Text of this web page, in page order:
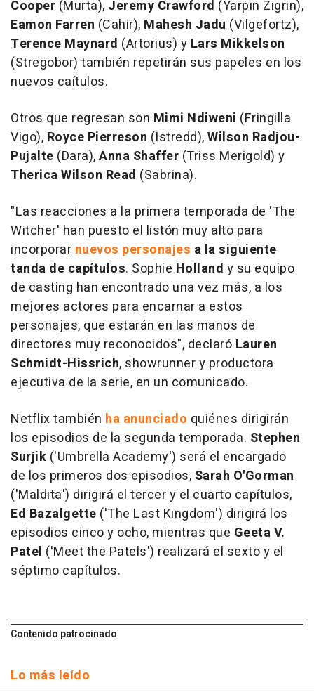
Cooper (Murta), Jeremy Crawford (Yarpin Zigrin),
Eamon Farren (Cahir), Mahesh Jadu (Vilgefortz),
Terence Maynard (Artorius) y Lars Mikkelson
(Stregobor) también repetirán sus papeles en los
nuevos caítulos.
Otros que regresan son Mimi Ndiweni (Fringilla
Vigo), Royce Pierreson (Istredd),Wilson Radjou-
Pujalte (Dara),Anna Shaffer (Triss Merigold) y
Therica Wilson Read (Sabrina).
"Las reacciones a la primera temporada de 'The
Witcher' han puesto el listón muy alto para
incorporar nuevos personajes a la siguiente
tanda de capítulos. Sophie Holland y su equipo
de casting han encontrado una vez más, a los
mejores actores para encarnar a estos
personajes, que estarán en las manos de
directores muy reconocidos", declaró Lauren
Schmidt-Hissrich, showrunner y productora
ejecutiva de la serie, en un comunicado.
Netflix también ha anunciado quiénes dirigirán
los episodios de la segunda temporada. Stephen
Surjik ('Umbrella Academy') será el encargado
de los primeros dos episodios, Sarah O'Gorman
('Maldita') dirigirá el tercer y el cuarto capítulos,
Ed Bazalgette ('The Last Kingdom') dirigirá los
episodios cinco y ocho, mientras que Geeta V.
Patel ('Meet the Patels') realizará el sexto y el
séptimo capítulos.
Contenido patrocinado
Lo más leído